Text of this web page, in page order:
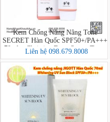
Kem Chống Nắng Nâng Tone
SECRET Hàn Quốc SPF50+/PA+++
70ml – Christian Dean Secret Tone-
Up Sun Cream
Liên hệ 098.679.8008